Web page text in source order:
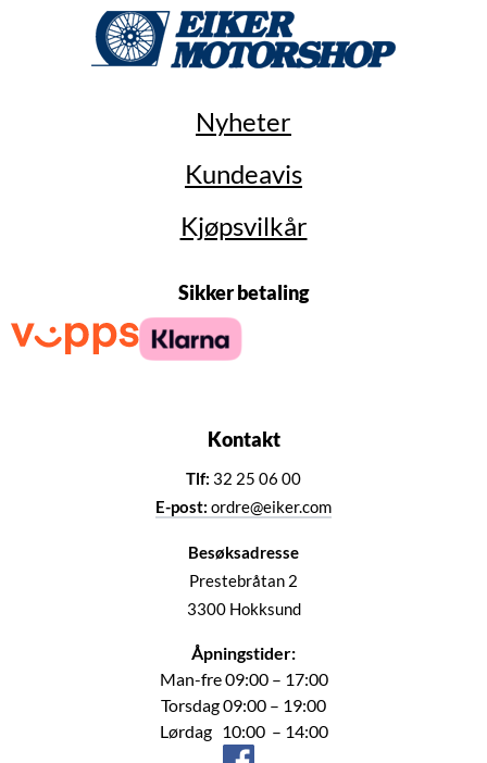
Nyheter
Kundeavis
Kjøpsvilkår
Sikker betaling
Kontakt
Tlf: 32 25 06 00
E-post: ordre@eiker.com
Besøksadresse
Prestebråtan 2
3300 Hokksund
Åpningstider:
Man-fre 09:00 – 17:00
Torsdag 09:00 – 19:00
Lørdag 10:00 – 14:00